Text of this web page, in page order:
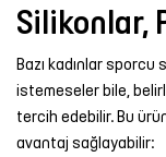
Silikonlar,
Bazı kadınlar
istemeseler bile,
tercih edebilir. Bu
avantaj sağlayabilir: